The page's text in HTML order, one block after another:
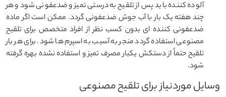
آلوده کننده باید پس از تلقیح به درستی تمیز و ضدعفونی شود و هر
چند هفته یک بار با آب جوش ضدعفونی گردد. ممکن است اگر ماده
ضدعفونی کننده ای بدون کسب نظر از افراد متخصص برای تلقیح
مصنوعی استفاده گردد منجر به آسیب به اسپرم ها شود. برای هر بار
تلقیح حتماً از دستکش یکبار مصرف تمیز و استفاده نشده بهره گرفته
شود.
وسایل موردنیاز برای تلقیح مصنوعی